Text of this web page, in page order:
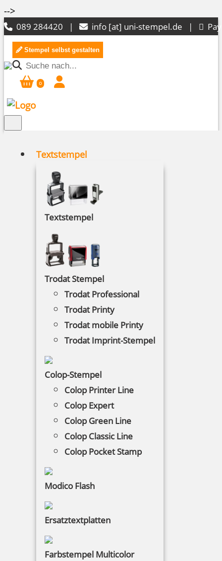
-->
089 284420 | info [at] uni-stempel.de |
Stempel selbst gestalten
0
Textstempel
Textstempel
Trodat Stempel
Trodat Professional
Trodat Printy
Trodat mobile Printy
Trodat Imprint-Stempel
Colop-Stempel
Colop Printer Line
Colop Expert
Colop Green Line
Colop Classic Line
Colop Pocket Stamp
Modico Flash
Ersatztextplatten
Farbstempel Multicolor
Sonderangebote
Schreibgeräte mit Stempelfunktion –
Sonderangebote und Restposten
Kugelschreiber, Rollerballs und klassische
Füllfederhalter mit integriertem Stempel
NACH WUNSCHSTEMPEL FILTERN
€-
↑
3 Artikel in der Kategorie
Heri Classic 3100 Stempelkugelschreiber 34x8 mm Silber
41,20 €